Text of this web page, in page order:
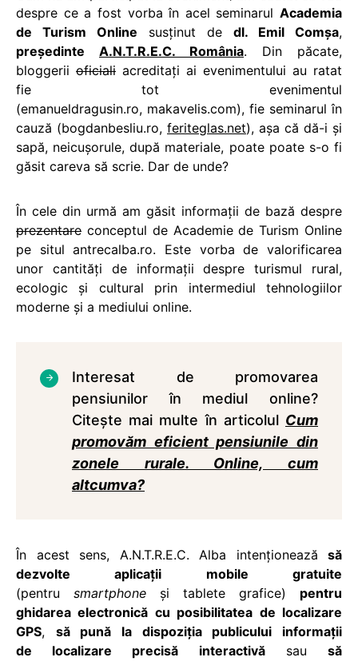
despre ce a fost vorba în acel seminarul Academia
de Turism Online susținut de dl. Emil Comșa,
președinte A.N.T.R.E.C. România. Din păcate,
bloggerii oficiali acreditați ai evenimentului au ratat
fie tot evenimentul
(emanueldragusin.ro, makavelis.com), fie seminarul în
cauză (bogdanbesliu.ro, feriteglas.net), așa că dă-i și
sapă, neicușorule, după materiale, poate poate s-o fi
găsit careva să scrie. Dar de unde?
În cele din urmă am găsit informații de bază despre
prezentare conceptul de Academie de Turism Online
pe situl antrecalba.ro. Este vorba de valorificarea
unor cantităţi de informaţii despre turismul rural,
ecologic şi cultural prin intermediul tehnologiilor
moderne și a mediului online.
Interesat de promovarea
pensiunilor în mediul online?
Citește mai multe în articolul Cum
promovăm eficient pensiunile din
zonele rurale. Online, cum
altcumva?
În acest sens, A.N.T.R.E.C. Alba intenționează să
dezvolte aplicații mobile gratuite
(pentru smartphone și tablete grafice) pentru
ghidarea electronică cu posibilitatea de localizare
GPS, să pună la dispoziția publicului informații
de localizare precisă interactivăsausă